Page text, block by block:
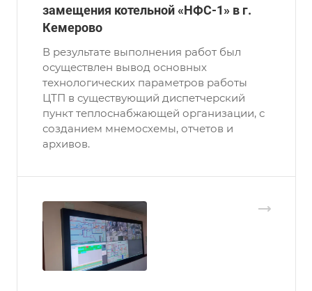
замещения котельной «НФС-1» в г.
Кемерово
В результате выполнения работ был
осуществлен вывод основных
технологических параметров работы
ЦТП в существующий диспетчерский
пункт теплоснабжающей организации, с
созданием мнемосхемы, отчетов и
архивов.